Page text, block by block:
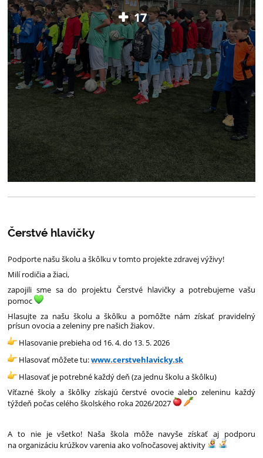
17
Čerstvé hlavičky
Podporte našu školu a škôlku v tomto projekte zdravej výživy!
Milí rodičia a žiaci,
zapojili sme sa do projektu Čerstvé hlavičky a potrebujeme vašu
pomoc
Hlasujte za našu školu a škôlku a pomôžte nám získať pravidelný
prísun ovocia a zeleniny pre našich žiakov.
Hlasovanie prebieha od 16. 4. do 13. 5. 2026
Hlasovať môžete tu:www.cerstvehlavicky.sk
Hlasovať je potrebné každý deň (za jednu školu a škôlku)
Víťazné školy a škôlky získajú čerstvé ovocie alebo zeleninu každý
týždeň počas celého školského roka 2026/2027
A to nie je všetko! Naša škola môže navyše získať aj podporu
na organizáciu krúžkov varenia ako voľnočasovej aktivity